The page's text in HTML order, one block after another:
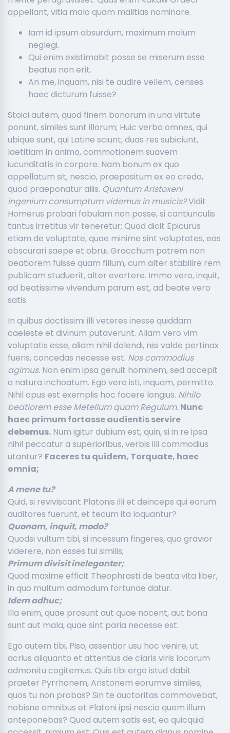
appellant, vitia malo quam malitias nominare.
Iam id ipsum absurdum, maximum malum
neglegi.
Qui enim existimabit posse se miserum esse
beatus non erit.
An me, inquam, nisi te audire vellem, censes
haec dicturum fuisse?
Stoici autem, quod finem bonorum in una virtute
ponunt, similes sunt illorum; Huic verbo omnes, qui
ubique sunt, qui Latine sciunt, duas res subiciunt,
laetitiam in animo, commotionem suavem
iucunditatis in corpore. Nam bonum ex quo
appellatum sit, nescio, praepositum ex eo credo,
quod praeponatur aliis. Quantum Aristoxeni
ingenium consumptum videmus in musicis?Vidit
Homerus probari fabulam non posse, si cantiunculis
tantus irretitus vir teneretur; Quod dicit Epicurus
etiam de voluptate, quae minime sint voluptates, eas
obscurari saepe et obrui. Gracchum patrem non
beatiorem fuisse quam fillum, cum alter stabilire rem
publicam studuerit, alter evertere. Immo vero, inquit,
ad beatissime vivendum parum est, ad beate vero
satis.
In quibus doctissimi illi veteres inesse quiddam
caeleste et divinum putaverunt. Aliam vero vim
voluptatis esse, aliam nihil dolendi, nisi valde pertinax
fueris, concedas necesse est. Nos commodius
agimus. Non enim ipsa genuit hominem, sed accepit
a natura inchoatum. Ego vero isti, inquam, permitto.
Nihil opus est exemplis hoc facere longius. Nihilo
beatiorem esse Metellum quam Regulum. Nunc
haec primum fortasse audientis servire
debemus. Num igitur dubium est, quin, si in re ipsa
nihil peccatur a superioribus, verbis illi commodius
utantur? Faceres tu quidem, Torquate, haec
omnia;
A mene tu?
Quid, si reviviscant Platonis illi et deinceps qui eorum
auditores fuerunt, et tecum ita loquantur?
Quonam, inquit, modo?
Quodsi vultum tibi, si incessum fingeres, quo gravior
viderere, non esses tui similis;
Primum divisit ineleganter;
Quod maxime efficit Theophrasti de beata vita liber,
in quo multum admodum fortunae datur.
Idem adhuc;
Illa enim, quae prosunt aut quae nocent, aut bona
sunt aut mala, quae sint paria necesse est.
Ego autem tibi, Piso, assentior usu hoc venire, ut
acrius aliquanto et attentius de claris viris locorum
admonitu cogitemus. Quis tibi ergo istud dabit
praeter Pyrrhonem, Aristonem eorumve similes,
quos tu non probas? Sin te auctoritas commovebat,
nobisne omnibus et Platoni ipsi nescio quem illum
anteponebas? Quod autem satis est, eo quicquid